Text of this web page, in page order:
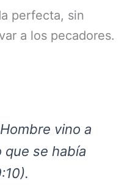
perfecta, sin
a los pecadores.
vino a
que se había